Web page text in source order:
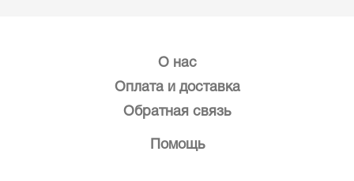
О нас
Оплата и доставка
Обратная связь
Помощь